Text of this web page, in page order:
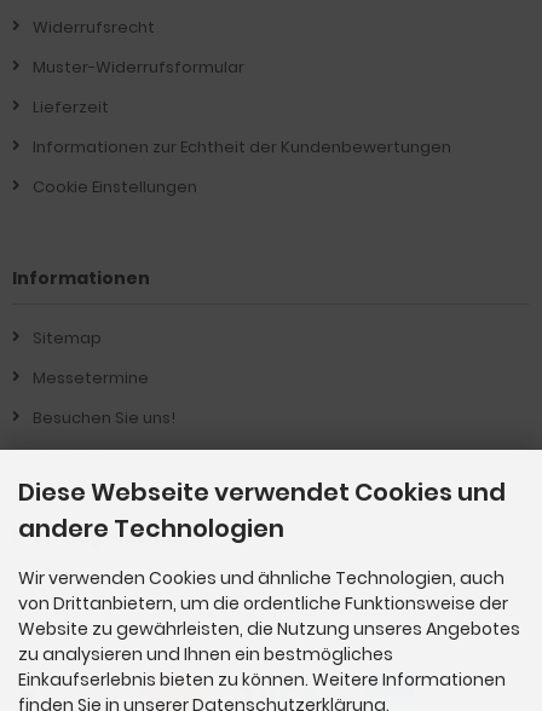
Widerrufsrecht
Muster-Widerrufsformular
Lieferzeit
Informationen zur Echtheit der Kundenbewertungen
Cookie Einstellungen
Informationen
Sitemap
Messetermine
Besuchen Sie uns!
Über Uns !
Produkt-Informationen
Vertrag widerrufen
Zahlungsmethoden
Diese Webseite verwendet Cookies und
andere Technologien
Wir verwenden Cookies und ähnliche Technologien, auch
von Drittanbietern, um die ordentliche Funktionsweise der
Website zu gewährleisten, die Nutzung unseres Angebotes
zu analysieren und Ihnen ein bestmögliches
Einkaufserlebnis bieten zu können. Weitere Informationen
finden Sie in unserer Datenschutzerklärung.